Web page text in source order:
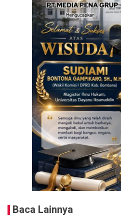
Baca Lainnya